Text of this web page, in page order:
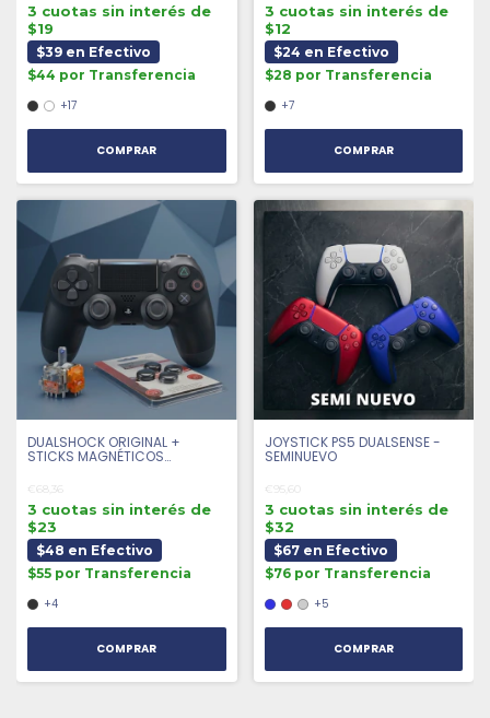
3 cuotas sin interés de
$19
$39 en Efectivo
$44 por Transferencia
+17
COMPRAR
3 cuotas sin interés de
$12
$24 en Efectivo
$28 por Transferencia
+7
COMPRAR
DUALSHOCK ORIGINAL +
STICKS MAGNÉTICOS
SEMINUEVO
€68,36
3 cuotas sin interés de
$23
$48 en Efectivo
$55 por Transferencia
+4
COMPRAR
JOYSTICK PS5 DUALSENSE -
SEMINUEVO
€95,60
3 cuotas sin interés de
$32
$67 en Efectivo
$76 por Transferencia
+5
COMPRAR